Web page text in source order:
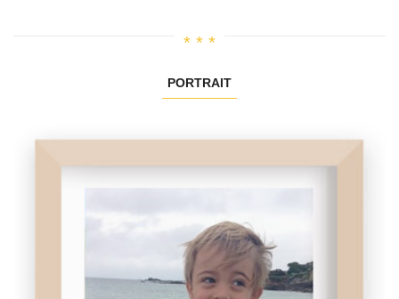
PORTRAIT